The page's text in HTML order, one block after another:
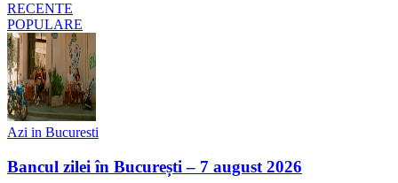
RECENTE
POPULARE
Azi in Bucuresti
Bancul zilei în București – 7 august 2026